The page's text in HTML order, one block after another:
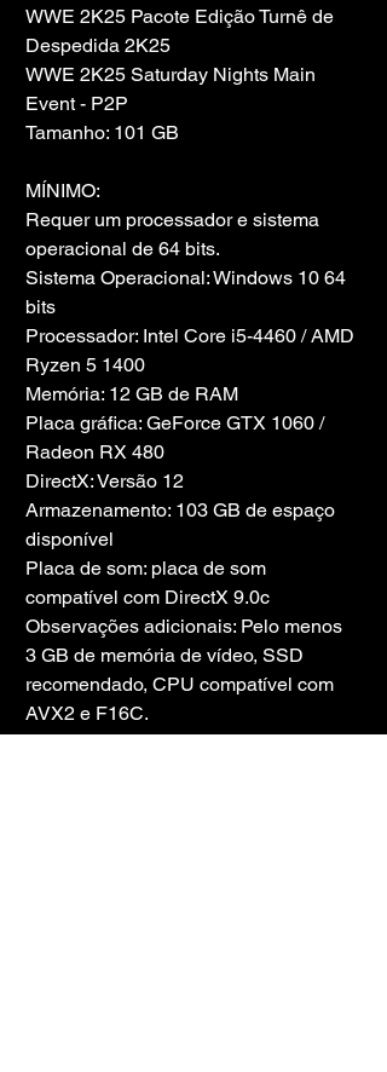
WWE 2K25 Pacote Edição Turnê de
Despedida 2K25
WWE 2K25 Saturday Nights Main
Event - P2P
Tamanho: 101 GB
MÍNIMO:
Requer um processador e sistema
operacional de 64 bits.
Sistema Operacional: Windows 10 64
bits
Processador: Intel Core i5-4460 / AMD
Ryzen 5 1400
Memória: 12 GB de RAM
Placa gráfica: GeForce GTX 1060 /
Radeon RX 480
DirectX: Versão 12
Armazenamento: 103 GB de espaço
disponível
Placa de som: placa de som
compatível com DirectX 9.0c
Observações adicionais: Pelo menos
3 GB de memória de vídeo, SSD
recomendado, CPU compatível com
AVX2 e F16C.